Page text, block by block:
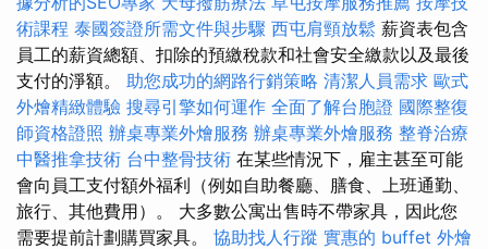
術課程 泰國簽證所需文件與步驟 西屯肩頸放鬆 薪資表包含
員工的薪資總額、扣除的預繳稅款和社會安全繳款以及最後
支付的淨額。 助您成功的網路行銷策略 清潔人員需求 歐式
外燴精緻體驗 搜尋引擎如何運作 全面了解台胞證 國際整復
師資格證照 辦桌專業外燴服務 辦桌專業外燴服務 整脊治療
中醫推拿技術 台中整骨技術 在某些情況下，雇主甚至可能
會向員工支付額外福利（例如自助餐廳、膳食、上班通勤、
旅行、其他費用）。 大多數公寓出售時不帶家具，因此您
需要提前計劃購買家具。 協助找人行蹤 實惠的 buffet 外燴